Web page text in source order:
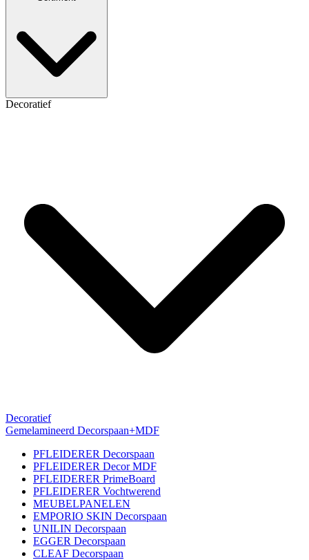
Decoratief
Decoratief
Gemelamineerd Decorspaan+MDF
PFLEIDERER Decorspaan
PFLEIDERER Decor MDF
PFLEIDERER PrimeBoard
PFLEIDERER Vochtwerend
MEUBELPANELEN
EMPORIO SKIN Decorspaan
UNILIN Decorspaan
EGGER Decorspaan
CLEAF Decorspaan